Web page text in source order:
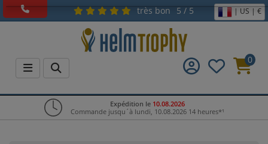
très bon 5 / 5 | US | €
0
Expédition le 10.08.2026
Commande jusqu´à lundi, 10.08.2026 14 heures*¹